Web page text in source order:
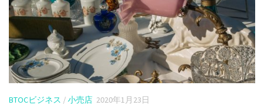
BTOCビジネス /小売店 2020年1月23日